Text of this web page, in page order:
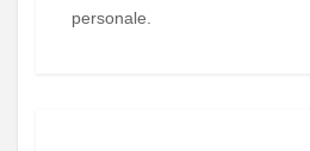
personale.